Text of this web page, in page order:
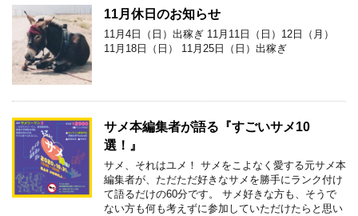
11月休日のお知らせ
11月4日（日）出稼ぎ 11月11日（日）12日（月）
11月18日（日） 11月25日（日）出稼ぎ
サメ本編集者が語る『すごいサメ10
選！』
サメ、それはユメ！ サメをこよなく愛する元サメ本
編集者が、ただただ好きなサメを勝手にランク付け
て語るだけの60分です。 サメ好きな方も、そうで
ない方も何も考えずに参加していただけたらと思い